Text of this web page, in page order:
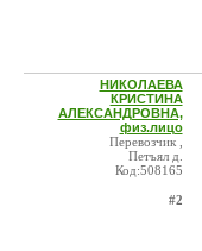
НИКОЛАЕВА
КРИСТИНА
АЛЕКСАНДРОВНА,
физ.лицо
Перевозчик ,
Петъял д.
Код:508165
#2